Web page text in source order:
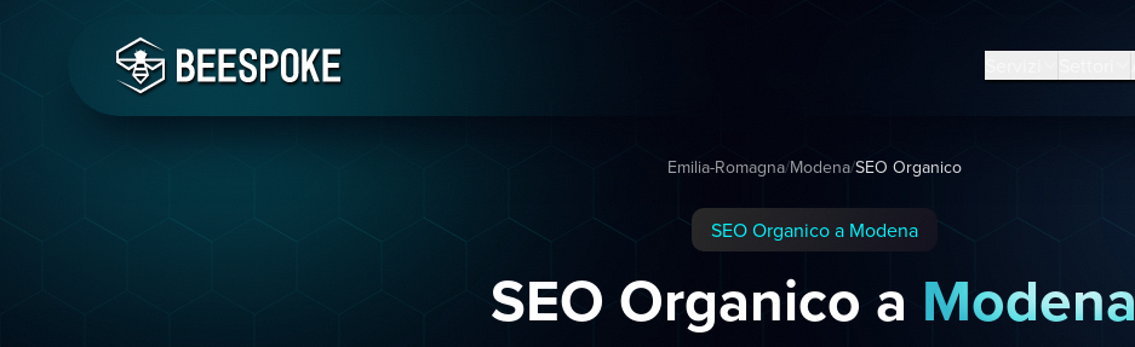
Emilia-Romagna/Modena/SEO Organico
SEO Organico a Modena
SEO Organico a Modena